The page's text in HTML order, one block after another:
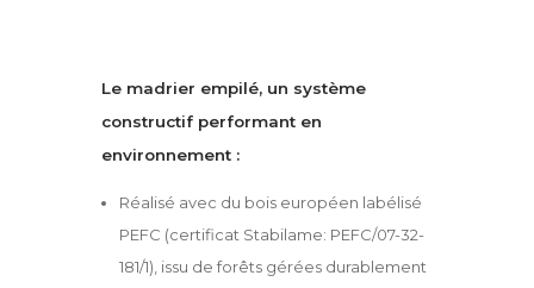
Le madrier empilé, un système
constructif performant en
environnement :
Réalisé avec du bois européen labélisé
PEFC (certificat Stabilame: PEFC/07-32-
181/1), issu de forêts gérées durablement